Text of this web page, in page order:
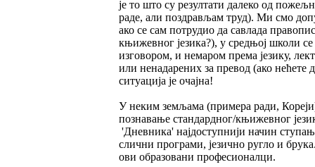
је то што су резултати далеко од
раде, али поздрављам труд). Ми смо
ако се сам потрудио да савлада
књижевног језика?), у средњој школи
изговором, и немаром према језику,
или ненадарених за превод (ако нећете
ситуација је очајна!
У неким земљама (примера ради,
познавање стандардног/књижевног
'Дневника' најдоступнији начин
слични програми, језично ругло и
ови образовани професионалци.